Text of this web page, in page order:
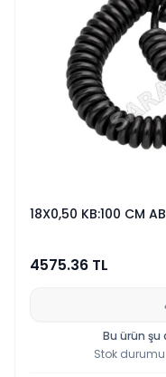
18X0,50 KB:100 CM
4575.36 TL
Bu ürün
Stok